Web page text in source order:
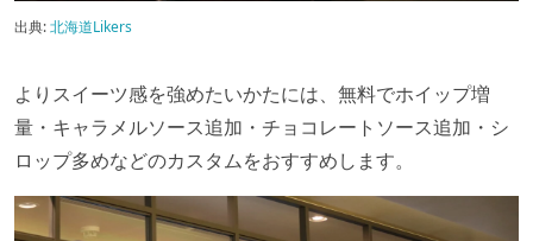
出典:北海道Likers
⁡よりスイーツ感を強めたいかたには、無料でホイップ増
量・キャラメルソース追加・チョコレートソース追加・シ
ロップ多めなどのカスタムをおすすめします。